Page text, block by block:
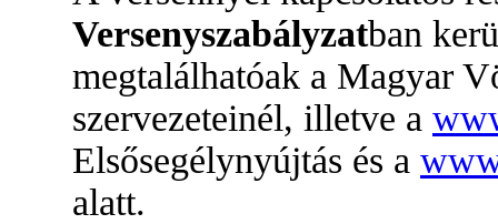
Versenyszabályzatban
megtalálhatóak a Magyar
szervezeteinél, illetve a
Elsősegélynyújtás és a
alatt.